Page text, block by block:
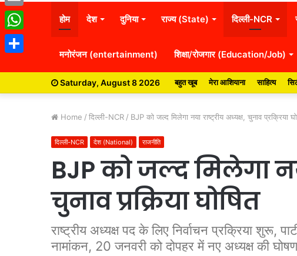
होम देश दुनिया राज्य (State) दिल्ली-NCR
मनोरंजन (entertainment) शिक्षा/रोजगार (Education/Job)
Saturday, August 8 2026 बहुत खूब मेरा आशियाना साहित्य
Home / दिल्ली-NCR / BJP को जल्द मिलेगा नया राष्ट्रीय अध्यक्ष, चुनाव प्रक्रिया
दिल्ली-NCR देश (National) राजनीति
BJP को जल्द मिलेगा
चुनाव प्रक्रिया घोषित
राष्ट्रीय अध्यक्ष पद के लिए निर्वाचन प्रक्रिया शुरू,
नामांकन, 20 जनवरी को दोपहर में नए अध्यक्ष की
Email
WhatsApp